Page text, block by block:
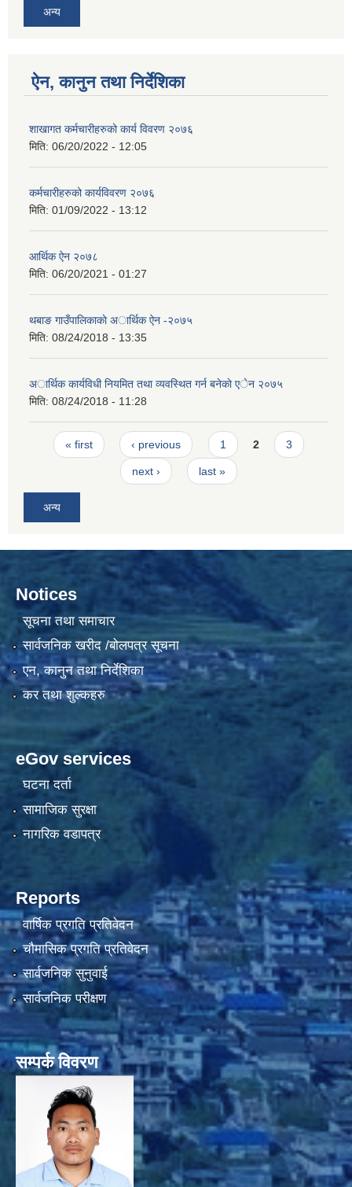
अन्य
ऐन, कानुन तथा निर्देशिका
शाखागत कर्मचारीहरुको कार्य विवरण २०७६
मिति: 06/20/2022 - 12:05
कर्मचारीहरुको कार्यविवरण २०७६
मिति: 01/09/2022 - 13:12
आर्थिक ऐन २०७८
मिति: 06/20/2021 - 01:27
थबाङ गाउँपालिकाकाे अार्थिक ऐन -२०७५
मिति: 08/24/2018 - 13:35
अार्थिक कार्यविधी नियमित तथा व्यवस्थित गर्न बनेकाे एेन २०७५
मिति: 08/24/2018 - 11:28
Pages
« first ‹ previous 1 2 3
next › last »
अन्य
Notices
सूचना तथा समाचार
सार्वजनिक खरीद /बोलपत्र सूचना
एन, कानुन तथा निर्देशिका
कर तथा शुल्कहरु
eGov services
घटना दर्ता
सामाजिक सुरक्षा
नागरिक वडापत्र
Reports
वार्षिक प्रगति प्रतिवेदन
चौमासिक प्रगति प्रतिवेदन
सार्वजनिक सुनुवाई
सार्वजनिक परीक्षण
सम्पर्क विवरण